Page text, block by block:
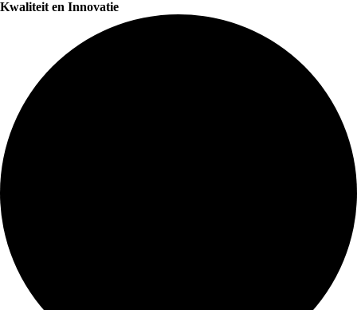
Kwaliteit en Innovatie